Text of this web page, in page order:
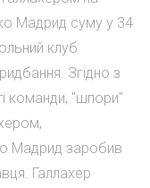
Мадрид суму у 34
клуб
Згідно з
команди, "шпори"
Мадрид заробив
Галлахер